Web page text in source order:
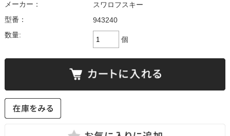
メーカー：
スワロフスキー
型番：
943240
数量:
個